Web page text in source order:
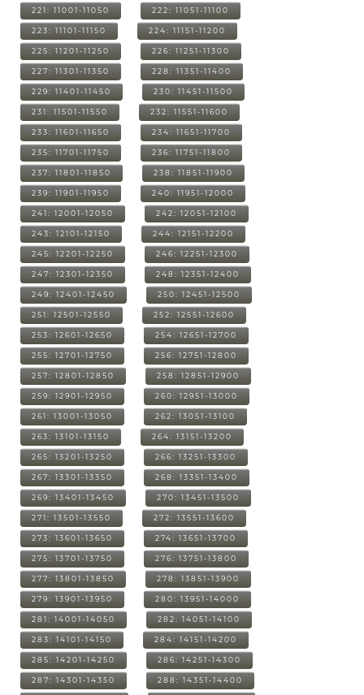
221: 11001-11050 222: 11051-11100
223: 11101-11150 224: 11151-11200
225: 11201-11250 226: 11251-11300
227: 11301-11350 228: 11351-11400
229: 11401-11450 230: 11451-11500
231: 11501-11550 232: 11551-11600
233: 11601-11650 234: 11651-11700
235: 11701-11750 236: 11751-11800
237: 11801-11850 238: 11851-11900
239: 11901-11950 240: 11951-12000
241: 12001-12050 242: 12051-12100
243: 12101-12150 244: 12151-12200
245: 12201-12250 246: 12251-12300
247: 12301-12350 248: 12351-12400
249: 12401-12450 250: 12451-12500
251: 12501-12550 252: 12551-12600
253: 12601-12650 254: 12651-12700
255: 12701-12750 256: 12751-12800
257: 12801-12850 258: 12851-12900
259: 12901-12950 260: 12951-13000
261: 13001-13050 262: 13051-13100
263: 13101-13150 264: 13151-13200
265: 13201-13250 266: 13251-13300
267: 13301-13350 268: 13351-13400
269: 13401-13450 270: 13451-13500
271: 13501-13550 272: 13551-13600
273: 13601-13650 274: 13651-13700
275: 13701-13750 276: 13751-13800
277: 13801-13850 278: 13851-13900
279: 13901-13950 280: 13951-14000
281: 14001-14050 282: 14051-14100
283: 14101-14150 284: 14151-14200
285: 14201-14250 286: 14251-14300
287: 14301-14350 288: 14351-14400